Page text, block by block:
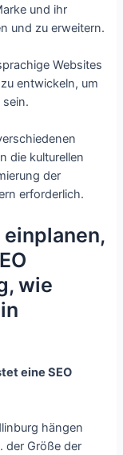
und ihr
und zu erweitern.
Websites
entwickeln, um
die kulturellen
der
erforderlich.
wie
eine SEO
hängen
der Größe der